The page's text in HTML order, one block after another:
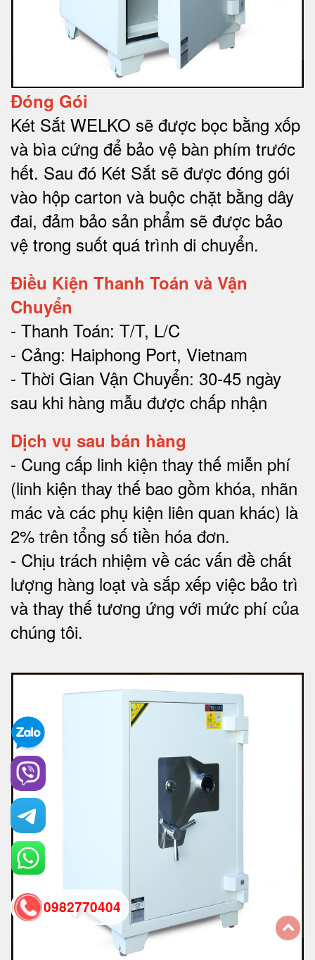
Đóng Gói
Két Sắt WELKO sẽ được bọc bằng xốp
và bìa cứng để bảo vệ bàn phím trước
hết. Sau đó Két Sắt sẽ được đóng gói
vào hộp carton và buộc chặt bằng dây
đai, đảm bảo sản phẩm sẽ được bảo
vệ trong suốt quá trình di chuyển.
Điều Kiện Thanh Toán và Vận
Chuyển
- Thanh Toán: T/T, L/C
- Cảng: Haiphong Port, Vietnam
- Thời Gian Vận Chuyển: 30-45 ngày
sau khi hàng mẫu được chấp nhận
Dịch vụ sau bán hàng
- Cung cấp linh kiện thay thế miễn phí
(linh kiện thay thế bao gồm khóa, nhãn
mác và các phụ kiện liên quan khác) là
2% trên tổng số tiền hóa đơn.
- Chịu trách nhiệm về các vấn đề chất
lượng hàng loạt và sắp xếp việc bảo trì
và thay thế tương ứng với mức phí của
chúng tôi.
0982770404